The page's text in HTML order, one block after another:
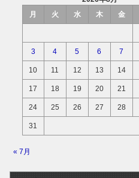
月
火 水 木 金
3 4 5 6 7
10 11 12 13 14
17 18 19 20 21
24 25 26 27 28
31
« 7月